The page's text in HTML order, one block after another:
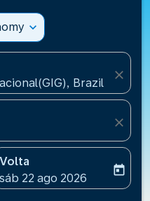
expand_more
Brazil
close
close
aria-label
Volta
fc-booking-return-date-
sáb 22 ago 2026
today